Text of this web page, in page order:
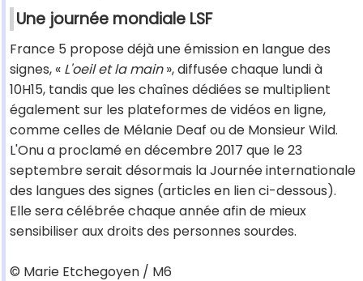
Une journée mondiale LSF
France 5 propose déjà une émission en langue des
signes, « L'oeil et la main», diffusée chaque lundi à
10H15, tandis que les chaînes dédiées se multiplient
également sur les plateformes de vidéos en ligne,
comme celles de Mélanie Deaf ou de Monsieur Wild.
L'Onu a proclamé en décembre 2017 que le 23
septembre serait désormais la Journée internationale
des langues des signes (articles en lien ci-dessous).
Elle sera célébrée chaque année afin de mieux
sensibiliser aux droits des personnes sourdes.
© Marie Etchegoyen / M6